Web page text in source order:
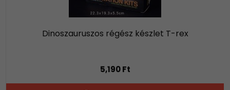
Dinoszauruszos régész készlet T-rex
5,190 Ft